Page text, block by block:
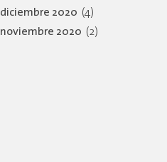
diciembre 2020 (4)
noviembre 2020 (2)